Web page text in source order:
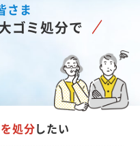
さま
ゴミ処分で
処分したい